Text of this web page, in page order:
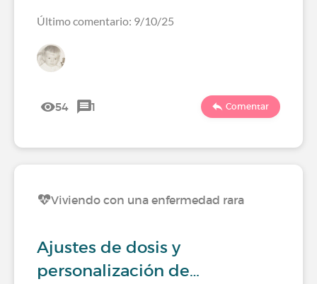
Último comentario: 9/10/25
54 1 Comentar
Viviendo con una enfermedad rara
Ajustes de dosis y
personalización de…